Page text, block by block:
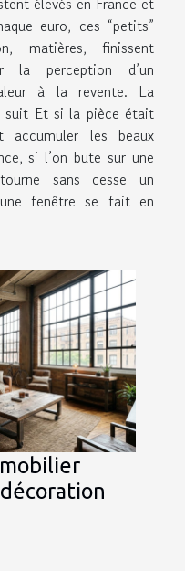
euro, ces “petits”
matières, finissent
la perception d’un
à la revente. La
suit Et si la pièce était
accumuler les beaux
si l’on bute sur une
sans cesse un
fenêtre se fait en